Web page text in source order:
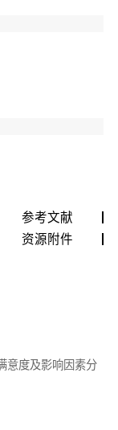
参考文献
资源附件
意度及影响因素分